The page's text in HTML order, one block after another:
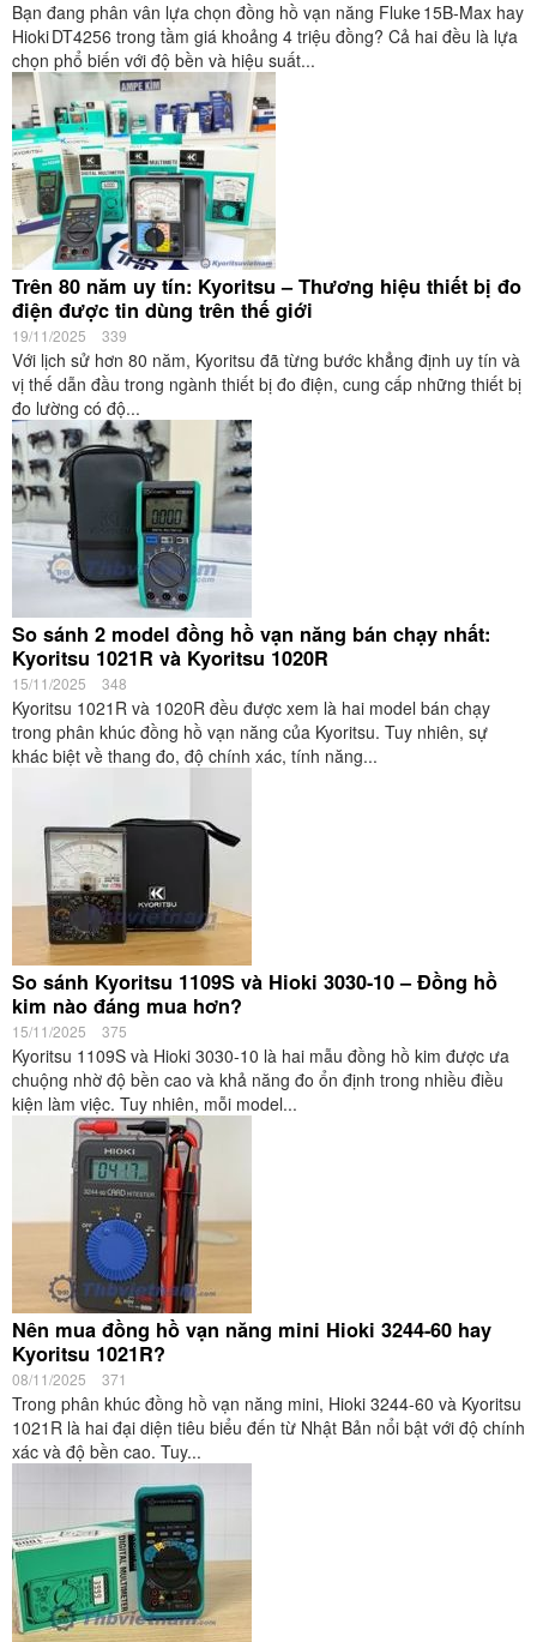
Bạn đang phân vân lựa chọn đồng hồ vạn năng Fluke 15B‑Max hay
Hioki DT4256 trong tầm giá khoảng 4 triệu đồng? Cả hai đều là lựa
chọn phổ biến với độ bền và hiệu suất...
Trên 80 năm uy tín: Kyoritsu – Thương hiệu thiết bị đo
điện được tin dùng trên thế giới
19/11/2025 339
Với lịch sử hơn 80 năm, Kyoritsu đã từng bước khẳng định uy tín và
vị thế dẫn đầu trong ngành thiết bị đo điện, cung cấp những thiết bị
đo lường có độ...
So sánh 2 model đồng hồ vạn năng bán chạy nhất:
Kyoritsu 1021R và Kyoritsu 1020R
15/11/2025 348
Kyoritsu 1021R và 1020R đều được xem là hai model bán chạy
trong phân khúc đồng hồ vạn năng của Kyoritsu. Tuy nhiên, sự
khác biệt về thang đo, độ chính xác, tính năng...
So sánh Kyoritsu 1109S và Hioki 3030-10 – Đồng hồ
kim nào đáng mua hơn?
15/11/2025 375
Kyoritsu 1109S và Hioki 3030-10 là hai mẫu đồng hồ kim được ưa
chuộng nhờ độ bền cao và khả năng đo ổn định trong nhiều điều
kiện làm việc. Tuy nhiên, mỗi model...
Nên mua đồng hồ vạn năng mini Hioki 3244-60 hay
Kyoritsu 1021R?
08/11/2025 371
Trong phân khúc đồng hồ vạn năng mini, Hioki 3244-60 và Kyoritsu
1021R là hai đại diện tiêu biểu đến từ Nhật Bản nổi bật với độ chính
xác và độ bền cao. Tuy...